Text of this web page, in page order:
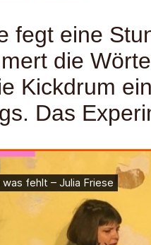
fegt eine
die
Kickdrum
Das